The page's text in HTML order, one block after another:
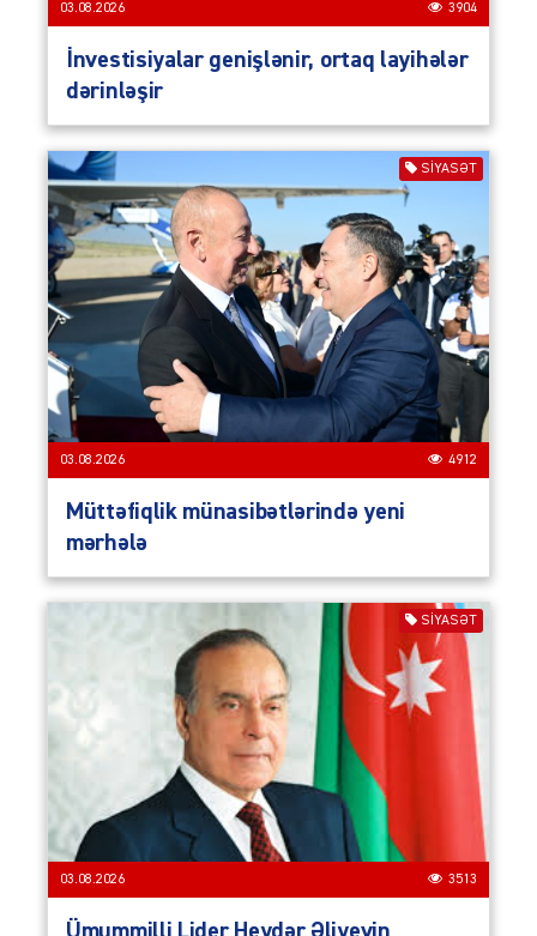
03.08.2026 3904
İnvestisiyalar genişlənir, ortaq layihələr
dərinləşir
SIYASƏT
03.08.2026 4912
Müttəfiqlik münasibətlərində yeni
mərhələ
SIYASƏT
03.08.2026 3513